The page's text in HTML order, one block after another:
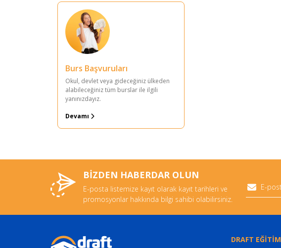
Burs Başvuruları
Okul, devlet veya gideceğiniz ülkeden
alabileceğiniz tüm burslar ile ilgili
yanınızdayız.
Devamı
BİZDEN HABERDAR OLUN
E-posta listemize kayıt olarak kayıt tarihleri ve
promosyonlar hakkında bilgi sahibi olabilirsiniz.
DRAFT EĞİTİM